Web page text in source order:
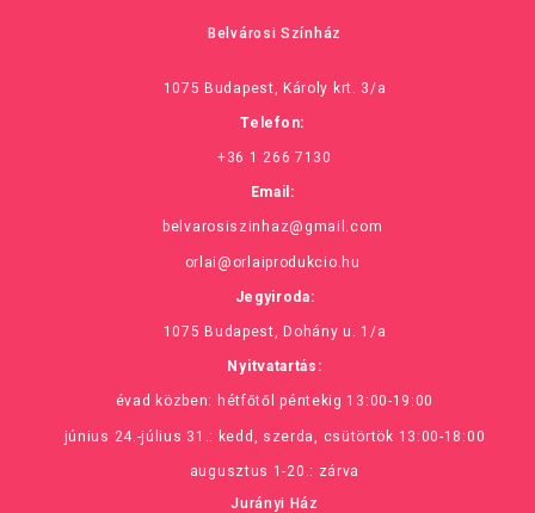
Belvárosi Színház
1075 Budapest, Károly krt. 3/a
Telefon:
+36 1 266 7130
Email:
belvarosiszinhaz@gmail.com
orlai@orlaiprodukcio.hu
Jegyiroda:
1075 Budapest, Dohány u. 1/a
Nyitvatartás:
évad közben: hétfőtől péntekig 13:00-19:00
június 24.-július 31.: kedd, szerda, csütörtök 13:00-18:00
augusztus 1-20.: zárva
Jurányi Ház